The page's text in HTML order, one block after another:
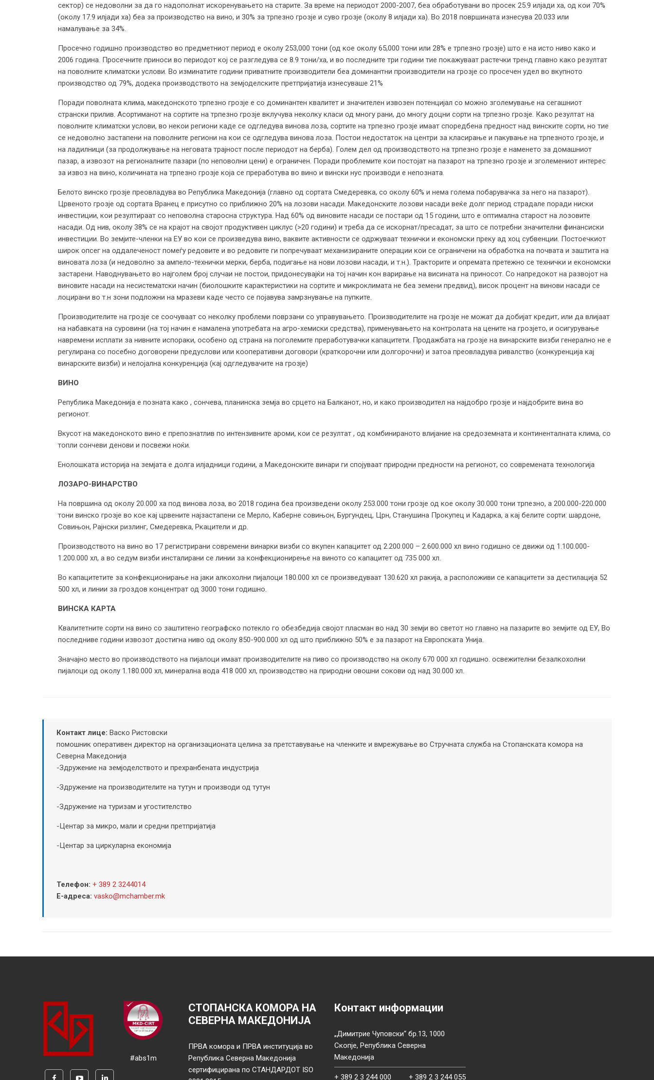
сектор) се недоволни за да го надополнат искоренувањето на старите. За време на периодот 2000-2007, беа обработувани во просек 25.9 илјади ха, од кои 70%
(околу 17.9 илјади ха) беа за производство на вино, и 30% за трпезно грозје и суво грозје (околу 8 илјади ха). Во 2018 површината изнесува 20.033 или
намалување за 34%.
Просечно годишно производство во предметниот период е околу 253,000 тони (од кое околу 65,000 тони или 28% е трпезно грозје) што е на исто ниво како и
2006 година. Просечните приноси во периодот кој се разгледува се 8.9 тони/ха, и во последните три години тие покажуваат растечки тренд главно како резултат
на поволните климатски услови. Во изминатите години приватните производители беа доминантни производители на грозје со просечен удел во вкупното
производство од 79%, додека производството на земјоделските претпријатија изнесуваше 21%
Поради поволната клима, македонското трпезно грозје е со доминантен квалитет и значителен извозен потенцијал со можно зголемување на сегашниот
странски прилив. Асортиманот на сортите на трпезно грозје вклучува неколку класи од многу рани, до многу доцни сорти на трпезно грозје. Како резултат на
поволните климатски услови, во некои региони каде се одгледува винова лоза, сортите на трпезно грозје имаат споредбена предност над винските сорти, но тие
се недоволно застапени на поволните региони на кои се одгледува винова лоза. Постои недостаток на центри за класирање и пакување на трпезното грозје, и
на ладилници (за продолжување на неговата трајност после периодот на берба). Голем дел од производството на трпезно грозје е наменето за домашниот
пазар, а извозот на регионалните пазари (по неповолни цени) е ограничен. Поради проблемите кои постојат на пазарот на трпезно грозје и зголемениот интерес
за извоз на вино, количината на трпезно грозје која се преработува во вино и вински нус производи е непозната.
Белото винско грозје преовладува во Република Македонија (главно од сортата Смедеревка, со околу 60% и нема голема побарувачка за него на пазарот).
Црвеното грозје од сортата Вранец е присутно со приближно 20% на лозови насади. Македонските лозови насади веќе долг период страдале поради ниски
инвестиции, кои резултираат со неповолна старосна структура. Над 60% од виновите насади се постари од 15 години, што е оптимална старост на лозовите
насади. Од нив, околу 38% се на крајот на својот продуктивен циклус (>20 години) и треба да се искорнат/пресадат, за што се потребни значителни финансиски
инвестиции. Во земјите-членки на ЕУ во кои се произведува вино, ваквите активности се одржуваат технички и економски преку ад хоц субвенции. Постоечкиот
широк опсег на оддалеченост помеѓу редовите и во редовите ги попречуваат механизираните операции кои се ограничени на обработка на почвата и заштита на
виновата лоза (и недоволно за ампело-технички мерки, берба, подигање на нови лозови насади, и т.н.). Тракторите и опремата претежно се технички и економски
застарени. Наводнувањето во најголем број случаи не постои, придонесувајќи на тој начин кон варирање на висината на приносот. Со напредокот на развојот на
виновите насади на несистематски начин (биолошките карактеристики на сортите и микроклимата не беа земени предвид), висок процент на винови насади се
лоцирани во т.н зони подложни на мразеви каде често се појавува замрзнување на пупките.
Производителите на грозје се соочуваат со неколку проблеми поврзани со управувањето. Производителите на грозје не можат да добијат кредит, или да влијаат
на набавката на суровини (на тој начин е намалена употребата на агро-хемиски средства), применувањето на контролата на цените на грозјето, и осигурување
навремени исплати за нивните испораки, особено од страна на поголемите преработувачки капацитети. Продажбата на грозје на винарските визби генерално не е
регулирана со посебно договорени предуслови или кооперативни договори (краткорочни или долгорочни) и затоа преовладува ривалство (конкуренција кај
винарските визби) и нелојална конкуренција (кај одгледувачите на грозје)
ВИНО
Република Македонија е позната како , сончева, планинска земја во срцето на Балканот, но, и како производител на најдобро грозје и најдобрите вина во
регионот.
Вкусот на македонското вино е препознатлив по интензивните ароми, кои се резултат , од комбинираното влијание на средоземната и континенталната клима, со
топли сончеви денови и посвежи ноќи.
Енолошката историја на земјата е долга илјадници години, а Македонските винари ги спојуваат природни предности на регионот, со современата технологија
ЛОЗАРО-ВИНАРСТВО
На површина од околу 20.000 ха под винова лоза, во 2018 година беа произведени околу 253.000 тони грозје од кое околу 30.000 тони трпезно, а 200.000-220.000
тони винско грозје во кое кај црвените најзастапени се Мерло, Каберне совињон, Бургундец, Црн, Станушина Прокупец и Кадарка, а кај белите сорти: шардоне,
Совињон, Рајнски ризлинг, Смедеревка, Ркацители и др.
Производството на вино во 17 регистрирани современи винарки визби со вкупен капацитет од 2.200.000 – 2.600.000 хл вино годишно се движи од 1.100.000-
1.200.000 хл, а во седум визби инсталирани се линии за конфекционирење на виното со капацитет од 735 000 хл.
Во капацитетите за конфекционирање на јаки алкохолни пијалоци 180.000 хл се произведуваат 130.620 хл ракија, а расположиви се капацитети за дестилација 52
500 хл, и линии за гроздов концентрат од 3000 тони годишно.
ВИНСКА КАРТА
Квалитетните сорти на вино со заштитено географско потекло го обезбедија својот пласман во над 30 земји во светот но главно на пазарите во земјите од ЕУ, Во
последниве години извозот достигна ниво од околу 850-900.000 хл од што приближно 50% е за пазарот на Европската Унија.
Значајно место во производството на пијалоци имаат производителите на пиво со производство на околу 670 000 хл годишно. освежителни безалкохолни
пијалоци од околу 1.180.000 хл, минерална вода 418 000 хл, производство на природни овошни сокови од над 30.000 хл.
Контакт лице: Васко Ристовски
помошник оперативен директор на организационата целина за претставување на членките и вмрежување во Стручната служба на Стопанската комора на
Северна Македонија
-Здружение на земјоделството и прехранбената индустрија
-Здружение на производителите на тутун и производи од тутун
-Здружение на туризам и угостителство
-Центар за микро, мали и средни претпријатија
-Центар за циркуларна економија
Телефон: + 389 2 3244014
Е-адреса: vasko@mchamber.mk
#abs1m
СТОПАНСКА КОМОРА НА
СЕВЕРНА МАКЕДОНИЈА
ПРВА комора и ПРВА институција во
Република Северна Македонија
сертифицирана по СТАНДАРДОТ ISO
Контакт информации
„Димитрие Чуповски“ бр.13, 1000
Скопје, Република Северна
Македонија
+ 389 2 3 244 000 + 389 2 3 244 055